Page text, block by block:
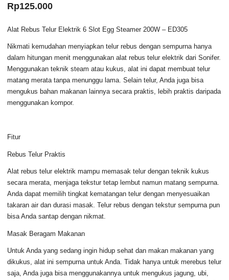
Rp125.000
Alat Rebus Telur Elektrik 6 Slot Egg Steamer 200W – ED305
Nikmati kemudahan menyiapkan telur rebus dengan sempurna hanya
dalam hitungan menit menggunakan alat rebus telur elektrik dari Sonifer.
Menggunakan teknik steam atau kukus, alat ini dapat membuat telur
matang merata tanpa menunggu lama. Selain telur, Anda juga bisa
mengukus bahan makanan lainnya secara praktis, lebih praktis daripada
menggunakan kompor.
Fitur
Rebus Telur Praktis
Alat rebus telur elektrik mampu memasak telur dengan teknik kukus
secara merata, menjaga tekstur tetap lembut namun matang sempurna.
Anda dapat memilih tingkat kematangan telur dengan menyesuaikan
takaran air dan durasi masak. Telur rebus dengan tekstur sempurna pun
bisa Anda santap dengan nikmat.
Masak Beragam Makanan
Untuk Anda yang sedang ingin hidup sehat dan makan makanan yang
dikukus, alat ini sempurna untuk Anda. Tidak hanya untuk merebus telur
saja, Anda juga bisa menggunakannya untuk mengukus jagung, ubi,